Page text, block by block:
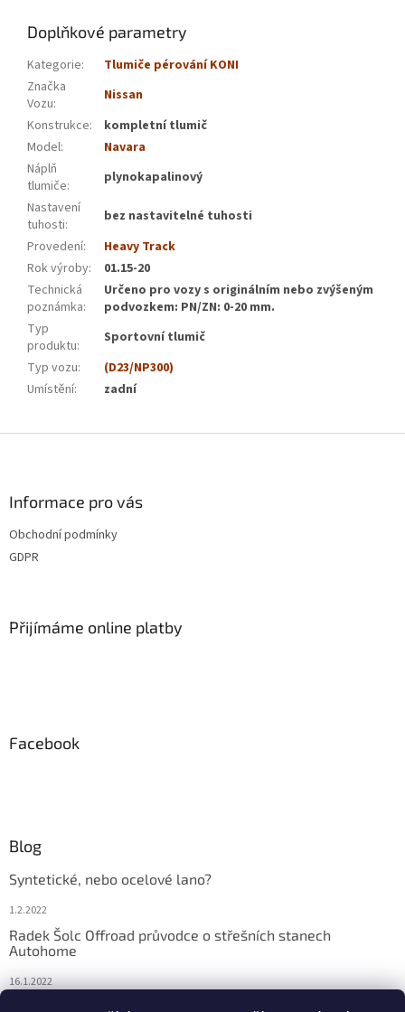
Doplňkové parametry
Kategorie:
Tlumiče pérování KONI
Značka
Vozu:
Nissan
Konstrukce:
kompletní tlumič
Model:
Navara
Náplň
tlumiče:
plynokapalinový
Nastavení
tuhosti:
bez nastavitelné tuhosti
Provedení:
Heavy Track
Rok výroby:
01.15-20
Technická
poznámka:
Určeno pro vozy s originálním nebo zvýšeným
podvozkem: PN/ZN: 0-20 mm.
Typ
produktu:
Sportovní tlumič
Typ vozu:
(D23/NP300)
Umístění: zadní
Informace pro vás
Obchodní podmínky
GDPR
Přijímáme online platby
Facebook
Blog
Syntetické, nebo ocelové lano?
1.2.2022
Radek Šolc Offroad průvodce o střešních stanech
Autohome
16.1.2022